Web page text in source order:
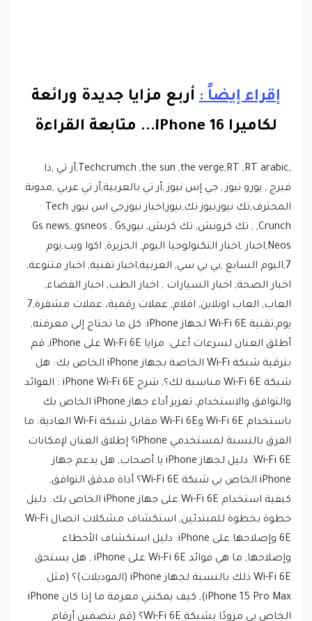
لكاميرا iPhone 16.
.. متابعة القراءة
فيرج , يورو نيوز , جي إس نيوز ,أر تي بالعربية,أر تي عربي ,مدونة
المحترف,تك نيوز,نيوز تك,نيوز,اخبار نيوز,جي اس نيوز, Tech
Crunch, , تك كرونش, تك كرنش, نيوز,Gs news, gsneos , Gs
Neos,اخبار ,اخبار التكنولوجيا اليوم, الجزيرة, اكوا ويب,يوم
7,اليوم السابع ,بي بي سي, العربية,اخبار تقنية, اخبار متنوعة,
اخبار الصحة, اخبار السيارات , اخبار الطب, اخبار الفضاء,
يوم,تقنية Wi-Fi 6E لجهاز iPhone: كل ما تحتاج إلى معرفته,
أطلق العنان لسرعات أعلى: مزايا Wi-Fi 6E على iPhone, قم
بترقية شبكة Wi-Fi الخاصة بجهاز iPhone الخاص بك: هل
شبكة Wi-Fi 6E مناسبة لك؟, شرح iPhone Wi-Fi 6E : الفوائد
والتوافق والاستخدام, تعزيز أداء جهاز iPhone الخاص بك
باستخدام Wi-Fi 6E وWi-Fi 6E مقابل شبكة Wi-Fi العادية: ما
الفرق بالنسبة لمستخدمي iPhone؟ إطلاق العنان لإمكانات
Wi-Fi 6E: دليل لجهاز iPhone يا أصحاب, هل يدعم جهاز
iPhone الخاص بي شبكة Wi-Fi 6E؟ أداة مدقق التوافق,
كيفية استخدام Wi-Fi 6E على جهاز iPhone الخاص بك: دليل
خطوة بخطوة للمبتدئين, استكشاف مشكلات اتصال Wi-Fi
6E وإصلاحها على iPhone: دليل استكشاف الأخطاء
وإصلاحها, ما هي فوائد Wi-Fi 6E على iPhone , هل يستحق
Wi-Fi 6E ذلك بالنسبة لجهاز iPhone (الموديلات)؟ (مثل
iPhone 15 Pro Max), كيف يمكنني معرفة ما إذا كان iPhone
الخاص بي مزودًا بشبكة Wi-Fi 6E؟ (قم بتضمين أرقام
طرازات محددة), كيف أقوم بتوصيل جهاز iPhone الخاص بي